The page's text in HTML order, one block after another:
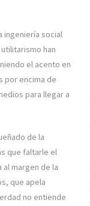
ingeniería social
han
el acento en
por encima de
para llegar a
de la
que faltarle el
margen de la
que apela
no entiende